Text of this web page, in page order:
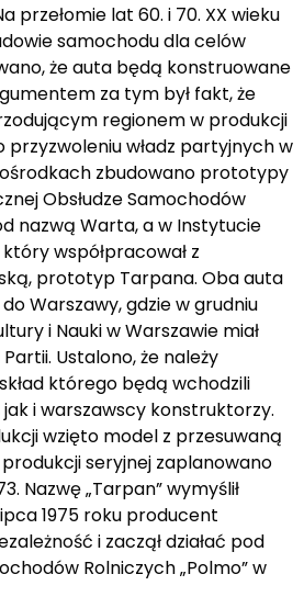
przełomie lat 60. i 70. XX wieku
samochodu dla celów
że auta będą konstruowane
za tym był fakt, że
regionem w produkcji
władz partyjnych w
zbudowano prototypy
Obsłudze Samochodów
nazwą Warta, a w Instytucie
współpracował z
prototyp Tarpana. Oba auta
Warszawy, gdzie w grudniu
i Nauki w Warszawie miał
Ustalono, że należy
którego będą wchodzili
i warszawscy konstruktorzy.
wzięto model z przesuwaną
seryjnej zaplanowano
Nazwę „Tarpan” wymyślił
1975 roku producent
i zaczął działać pod
Rolniczych „Polmo” w